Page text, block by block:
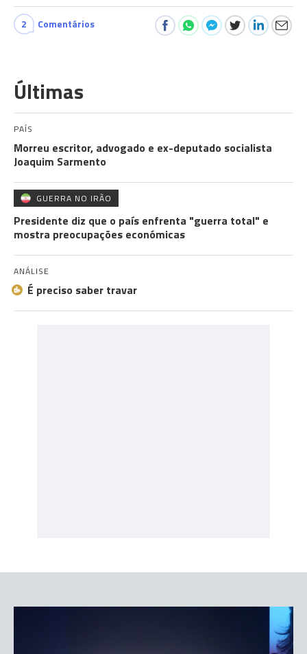
2 Comentários
Últimas
PAÍS
Morreu escritor, advogado e ex-deputado socialista
Joaquim Sarmento
GUERRA NO IRÃO
Presidente diz que o país enfrenta "guerra total" e
mostra preocupações económicas
ANÁLISE
É preciso saber travar